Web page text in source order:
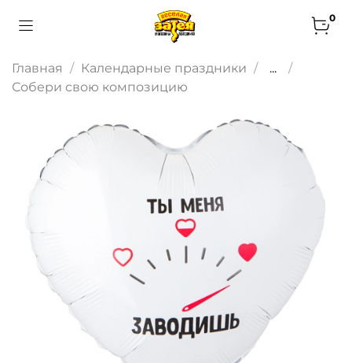
0
Главная Календарные праздники
...
Собери свою композицию